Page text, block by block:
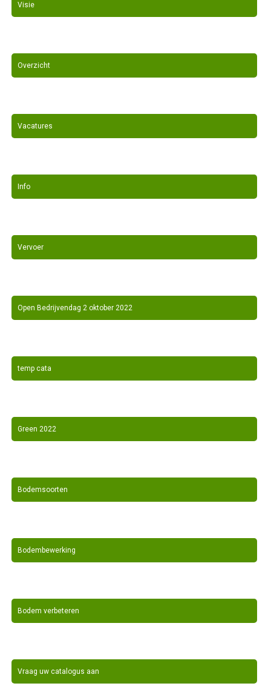
Visie
Overzicht
Vacatures
Info
Vervoer
Open Bedrijvendag 2 oktober 2022
temp cata
Green 2022
Bodemsoorten
Bodembewerking
Bodem verbeteren
Vraag uw catalogus aan